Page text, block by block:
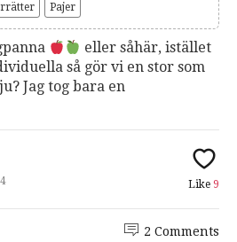
Pajer
eller såhär, istället
så gör vi en stor som
Jag tog bara en
Like 9
2 Comments